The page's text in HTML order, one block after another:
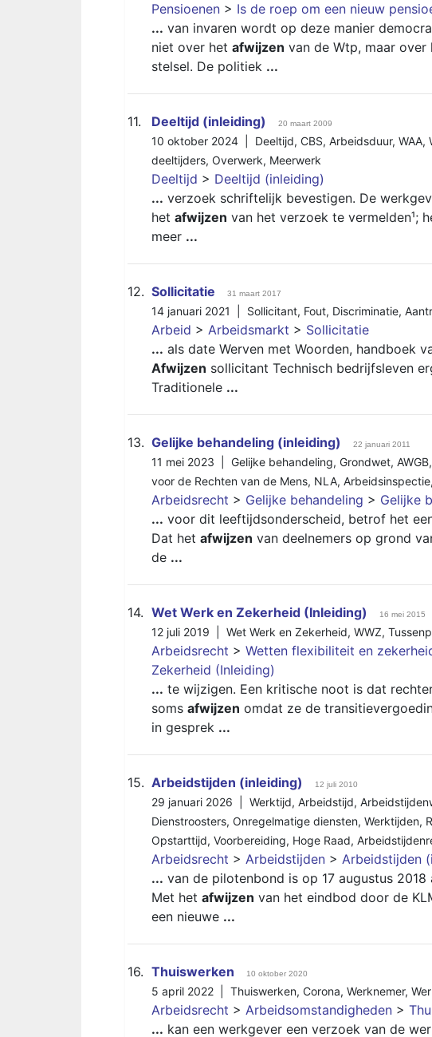
Pensioenen > Is de roep om een nieuw
... van invaren wordt op deze manier
niet over het afwijzen van de Wtp, maar
stelsel. De politiek ...
11. Deeltijd (inleiding) 20 maart 2009
10 oktober 2024 | Deeltijd, CBS, Arbeidsduur, WAA,
deeltijders, Overwerk, Meerwerk
Deeltijd > Deeltijd (inleiding)
... verzoek schriftelijk bevestigen. De
het afwijzen van het verzoek te vermelden¹;
meer ...
12. Sollicitatie 31 maart 2017
14 januari 2021 | Sollicitant, Fout, Discriminatie,
Arbeid > Arbeidsmarkt > Sollicitatie
... als date Werven met Woorden, handboek
Afwijzen sollicitant Technisch bedrijfsleven
Traditionele ...
13. Gelijke behandeling (inleiding) 22 januari 2011
11 mei 2023 | Gelijke behandeling, Grondwet, AWGB,
voor de Rechten van de Mens, NLA, Arbeidsinspectie,
Arbeidsrecht > Gelijke behandeling > Gelijke
... voor dit leeftijdsonderscheid, betrof het
Dat het afwijzen van deelnemers op grond
de ...
14. Wet Werk en Zekerheid (Inleiding) 16 mei 2015
12 juli 2019 | Wet Werk en Zekerheid, WWZ,
Arbeidsrecht > Wetten flexibiliteit en
Zekerheid (Inleiding)
... te wijzigen. Een kritische noot is dat
soms afwijzen omdat ze de
in gesprek ...
15. Arbeidstijden (inleiding) 12 juli 2010
29 januari 2026 | Werktijd, Arbeidstijd,
Dienstroosters, Onregelmatige diensten, Werktijden,
Opstarttijd, Voorbereiding, Hoge Raad,
Arbeidsrecht > Arbeidstijden > Arbeidstijden
... van de pilotenbond is op 17 augustus
Met het afwijzen van het eindbod door de
een nieuwe ...
16. Thuiswerken 10 oktober 2020
5 april 2022 | Thuiswerken, Corona, Werknemer,
Arbeidsrecht > Arbeidsomstandigheden >
... kan een werkgever een verzoek van de